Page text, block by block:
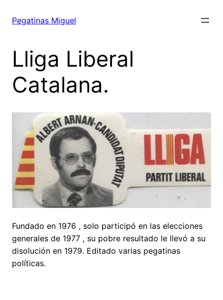
Pegatinas Miguel
Lliga Liberal
Catalana.
Fundado en 1976 , solo participó en las elecciones
generales de 1977 , su pobre resultado le llevó a su
disolución en 1979. Editado varias pegatinas
políticas.